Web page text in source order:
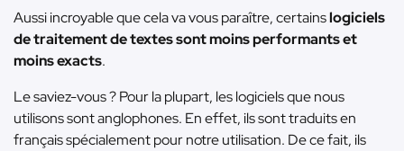
Aussi incroyable que cela va vous paraître, certainslogiciels
de traitement de textes sont moins performants et
moins exacts.
Le saviez-vous ? Pour la plupart, les logiciels que nous
utilisons sont anglophones. En effet, ils sont traduits en
français spécialement pour notre utilisation. De ce fait, ils